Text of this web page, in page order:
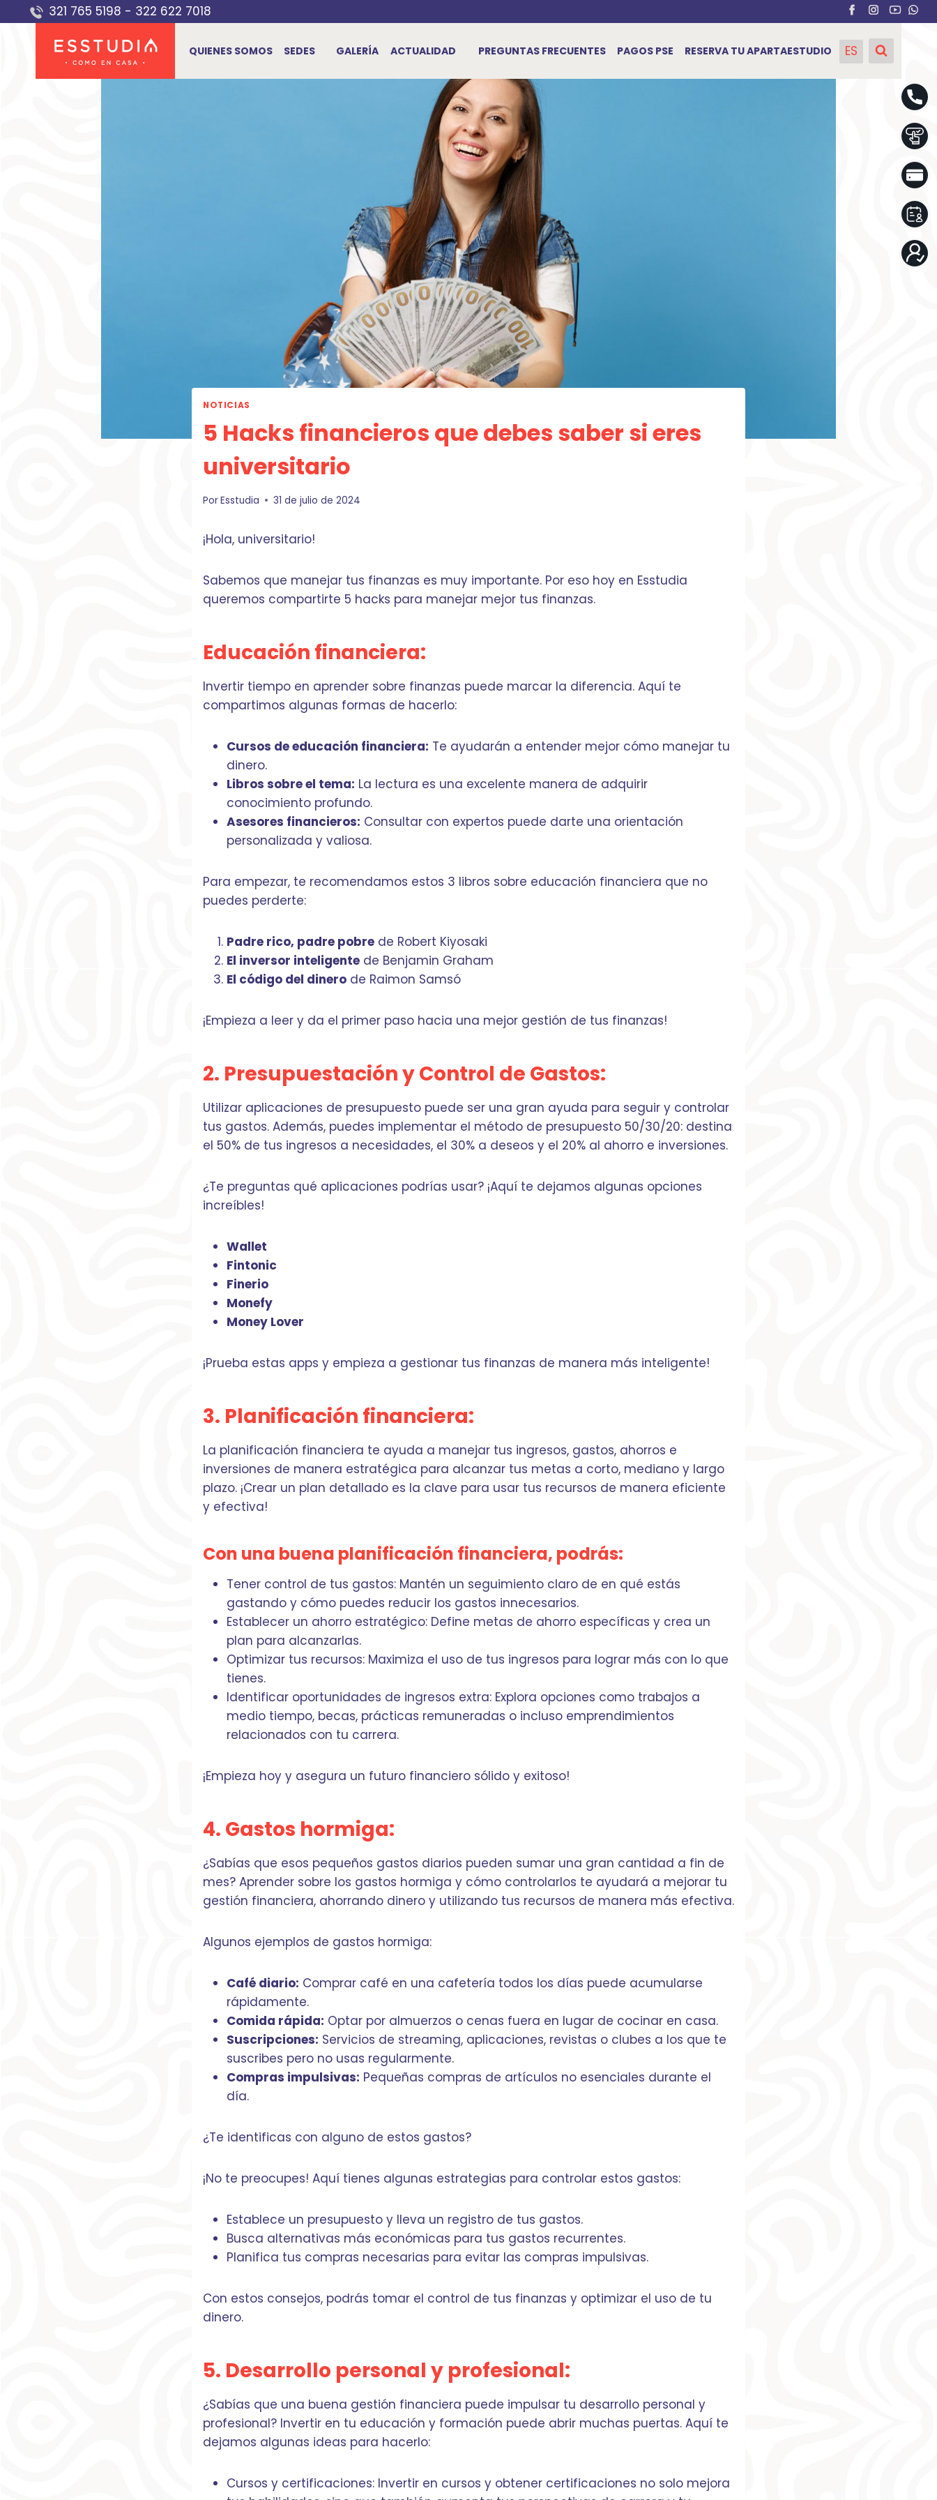
Saltar
al
contenido
321 765 5198 - 322 622 7018
QUIENES SOMOS SEDES GALERÍA ACTUALIDAD PREGUNTAS FRECUENTES PAGOS PSE RESERVA TU APARTAESTUDIO ES
NOTICIAS
5 Hacks financieros que debes saber si eres
universitario
PorEsstudia 31 de julio de 2024
¡Hola, universitario!
Sabemos que manejar tus finanzas es muy importante. Por eso hoy en Esstudia
queremos compartirte 5 hacks para manejar mejor tus finanzas.
Educación financiera:
Invertir tiempo en aprender sobre finanzas puede marcar la diferencia. Aquí te
compartimos algunas formas de hacerlo:
Cursos de educación financiera: Te ayudarán a entender mejor cómo manejar tu
dinero.
Libros sobre el tema: La lectura es una excelente manera de adquirir
conocimiento profundo.
Asesores financieros: Consultar con expertos puede darte una orientación
personalizada y valiosa.
Para empezar, te recomendamos estos 3 libros sobre educación financiera que no
puedes perderte:
Padre rico, padre pobre de Robert Kiyosaki
El inversor inteligente de Benjamin Graham
El código del dinero de Raimon Samsó
¡Empieza a leer y da el primer paso hacia una mejor gestión de tus finanzas!
2. Presupuestación y Control de Gastos:
Utilizar aplicaciones de presupuesto puede ser una gran ayuda para seguir y controlar
tus gastos. Además, puedes implementar el método de presupuesto 50/30/20: destina
el 50% de tus ingresos a necesidades, el 30% a deseos y el 20% al ahorro e inversiones.
¿Te preguntas qué aplicaciones podrías usar? ¡Aquí te dejamos algunas opciones
increíbles!
Wallet
Fintonic
Finerio
Monefy
Money Lover
¡Prueba estas apps y empieza a gestionar tus finanzas de manera más inteligente!
3. Planificación financiera:
La planificación financiera te ayuda a manejar tus ingresos, gastos, ahorros e
inversiones de manera estratégica para alcanzar tus metas a corto, mediano y largo
plazo. ¡Crear un plan detallado es la clave para usar tus recursos de manera eficiente
y efectiva!
Con una buena planificación financiera, podrás:
Tener control de tus gastos: Mantén un seguimiento claro de en qué estás
gastando y cómo puedes reducir los gastos innecesarios.
Establecer un ahorro estratégico: Define metas de ahorro específicas y crea un
plan para alcanzarlas.
Optimizar tus recursos: Maximiza el uso de tus ingresos para lograr más con lo que
tienes.
Identificar oportunidades de ingresos extra: Explora opciones como trabajos a
medio tiempo, becas, prácticas remuneradas o incluso emprendimientos
relacionados con tu carrera.
¡Empieza hoy y asegura un futuro financiero sólido y exitoso!
4. Gastos hormiga:
¿Sabías que esos pequeños gastos diarios pueden sumar una gran cantidad a fin de
mes? Aprender sobre los gastos hormiga y cómo controlarlos te ayudará a mejorar tu
gestión financiera, ahorrando dinero y utilizando tus recursos de manera más efectiva.
Algunos ejemplos de gastos hormiga:
Café diario: Comprar café en una cafetería todos los días puede acumularse
rápidamente.
Comida rápida: Optar por almuerzos o cenas fuera en lugar de cocinar en casa.
Suscripciones: Servicios de streaming, aplicaciones, revistas o clubes a los que te
suscribes pero no usas regularmente.
Compras impulsivas: Pequeñas compras de artículos no esenciales durante el
día.
¿Te identificas con alguno de estos gastos?
¡No te preocupes! Aquí tienes algunas estrategias para controlar estos gastos:
Establece un presupuesto y lleva un registro de tus gastos.
Busca alternativas más económicas para tus gastos recurrentes.
Planifica tus compras necesarias para evitar las compras impulsivas.
Con estos consejos, podrás tomar el control de tus finanzas y optimizar el uso de tu
dinero.
5. Desarrollo personal y profesional:
¿Sabías que una buena gestión financiera puede impulsar tu desarrollo personal y
profesional? Invertir en tu educación y formación puede abrir muchas puertas. Aquí te
dejamos algunas ideas para hacerlo:
Cursos y certificaciones: Invertir en cursos y obtener certificaciones no solo mejora